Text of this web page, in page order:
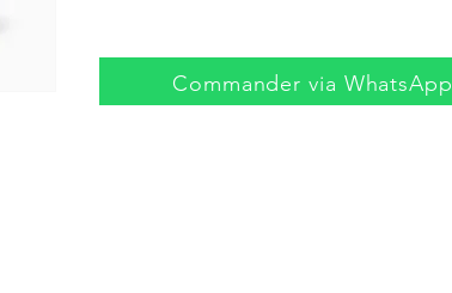
Commander via WhatsApp